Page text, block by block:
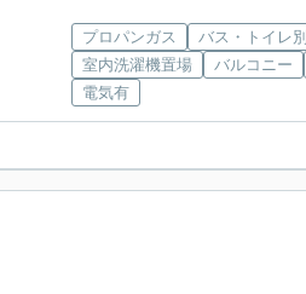
プロパンガス
バス・トイレ別
室内洗濯機置場
バルコニー
電気有